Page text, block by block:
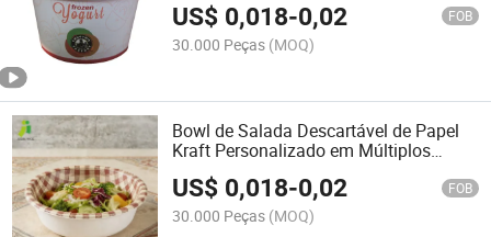
US$ 0,018-0,02 FOB
30.000 Peças (MOQ)
Bowl de Salada Descartável de Papel
Kraft Personalizado em Múltiplos
Tamanhos 1000ml
US$ 0,018-0,02 FOB
30.000 Peças (MOQ)